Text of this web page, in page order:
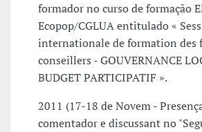
formador no curso de formação
Ecopop/CGLUA entitulado «
internationale de formation des
conseillers - GOUVERNANCE
BUDGET PARTICIPATIF ».
2011 (17-18 de Novem -
comentador e discussant no